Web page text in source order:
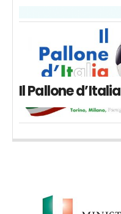
Il Pallone d’Italia